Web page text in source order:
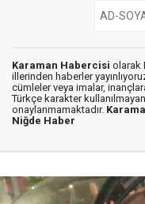
Karaman Habercisi olarak
illerinden haberler
cümleler veya imalar,
Türkçe karakter
onaylanmamaktadır.
Niğde Haber